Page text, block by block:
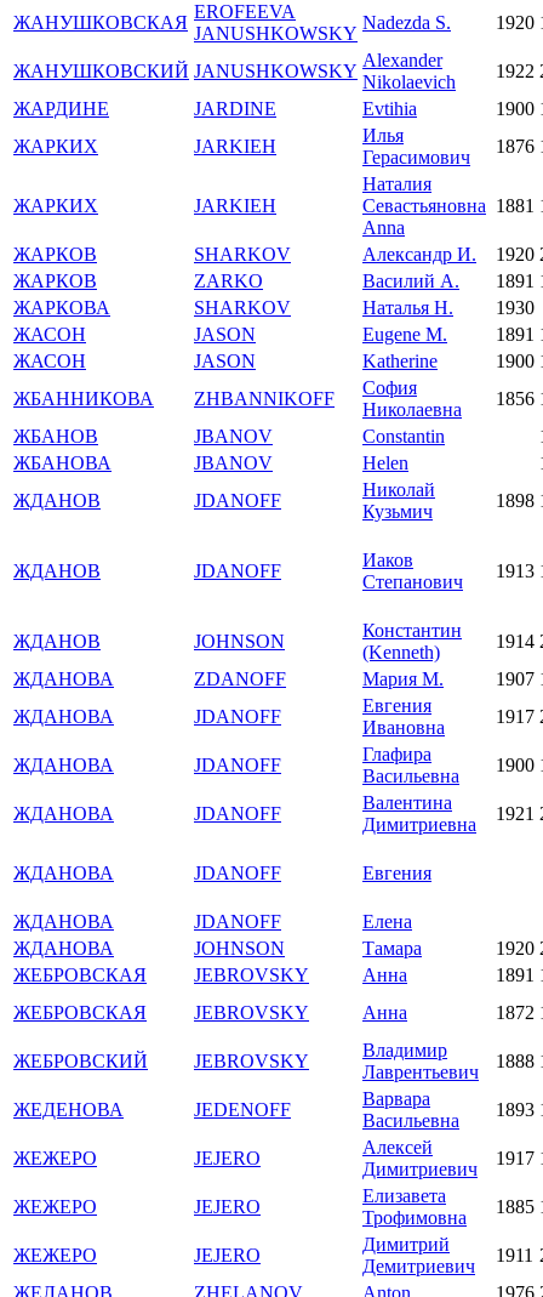
ЖАНУШКОВСКАЯ
EROFEEVA
JANUSHKOWSKY
Nadezda S. 1920
ЖАНУШКОВСКИЙ JANUSHKOWSKY
Alexander
Nikolaevich
1922
ЖАРДИНЕ
JARDINE Evtihia 1900
ЖАРКИХ
JARKIEH
Илья
Герасимович
1876
ЖАРКИХ JARKIEH
Наталия
Севастьяновна
Anna
1881
ЖАРКОВ SHARKOV Александр И. 1920
ЖАРКОВ
ZARKO Василий А. 1891
ЖАРКОВА
SHARKOV Наталья Н.
1930
ЖАСОН
JASON Eugene M. 1891
ЖАСОН
JASON Katherine 1900
ЖБАННИКОВА
ZHBANNIKOFF
София
Николаевна
1856
ЖБАНОВ
JBANOV Constantin
ЖБАНОВА
JBANOV Helen
ЖДАНОВ
JDANOFF
Николай
Кузьмич
1898
ЖДАНОВ JDANOFF
Иаков
Степанович
1913
ЖДАНОВ JOHNSON
Константин
(Kenneth)
1914
ЖДАНОВА
ZDANOFF Мария М. 1907
ЖДАНОВА
JDANOFF
Евгения
Ивановна
1917
ЖДАНОВА JDANOFF
Глафира
Васильевна
1900
ЖДАНОВА JDANOFF
Валентина
Димитриевна
1921
ЖДАНОВА JDANOFF Евгения
ЖДАНОВА JDANOFF
Елена
ЖДАНОВА
JOHNSON Тамара 1920
ЖЕБРОВСКАЯ
JEBROVSKY Анна 1891
ЖЕБРОВСКАЯ
JEBROVSKY Анна 1872
ЖЕБРОВСКИЙ JEBROVSKY
Владимир
Лаврентьевич
1888
ЖЕДЕНОВА JEDENOFF
Варвара
Васильевна
1893
ЖЕЖЕРО JEJERO
Алексей
Димитриевич
1917
ЖЕЖЕРО JEJERO
Елизавета
Трофимовна
1885
ЖЕЖЕРО JEJERO
Димитрий
Демитриевич
1911
ЖЕЛАНОВ
ZHELANOV Anton 1976